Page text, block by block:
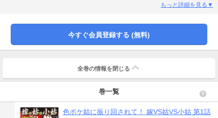
もっと詳細を見る▼
今すぐ会員登録する (無料)
全巻の情報を 閉じる
巻一覧
色ボケ姑に振り回されて！ 嫁VS姑VS小姑 第1話